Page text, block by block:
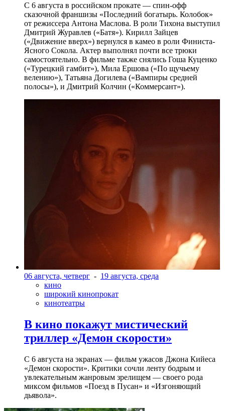
С 6 августа в российском прокате — спин-офф
сказочной франшизы «Последний богатырь. Колобок»
от режиссера Антона Маслова. В роли Тихона выступил
Дмитрий Журавлев («Батя»). Кирилл Зайцев
(«Движение вверх») вернулся в камео в роли Финиста-
Ясного Сокола. Актер выполнял почти все трюки
самостоятельно. В фильме также снялись Гоша Куценко
(«Турецкий гамбит»), Мила Ершова («По щучьему
велению»), Татьяна Догилева («Вампиры средней
полосы»), и Дмитрий Колчин («Коммерсант»).
06 августа, четверг - 19 августа, среда
кино
широкий кинопрокат
кинотеатры
В кино покажут мистический
триллер «Демон скорости»
С 6 августа на экранах — фильм ужасов Джона Кийеса
«Демон скорости». Критики сочли ленту бодрым и
увлекательным жанровым зрелищeм — своего рода
миксом фильмов «Поезд в Пусан» и «Изгоняющий
дьявола».